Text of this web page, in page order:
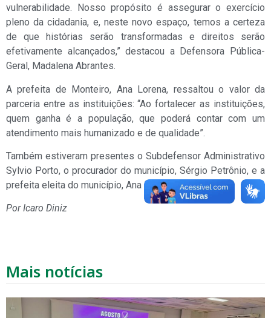
vulnerabilidade. Nosso propósito é assegurar o exercício
pleno da cidadania, e, neste novo espaço, temos a certeza
de que histórias serão transformadas e direitos serão
efetivamente alcançados,” destacou a Defensora Pública-
Geral, Madalena Abrantes.
A prefeita de Monteiro, Ana Lorena, ressaltou o valor da
parceria entre as instituições: “Ao fortalecer as instituições,
quem ganha é a população, que poderá contar com um
atendimento mais humanizado e de qualidade”.
Também estiveram presentes o Subdefensor Administrativo
Sylvio Porto, o procurador do município, Sérgio Petrônio, e a
prefeita eleita do município, Ana Paula Barbosa.
Por Icaro Diniz
Mais notícias